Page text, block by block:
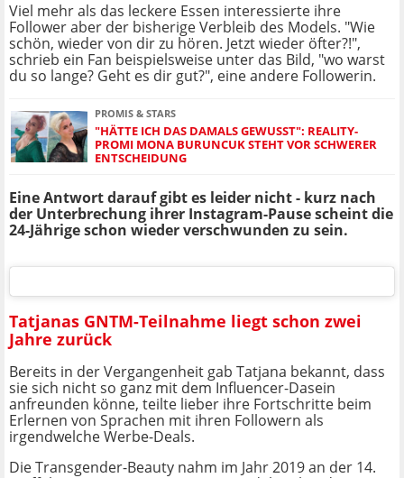
Viel mehr als das leckere Essen interessierte ihre
Follower aber der bisherige Verbleib des Models. "Wie
schön, wieder von dir zu hören. Jetzt wieder öfter?!",
schrieb ein Fan beispielsweise unter das Bild, "wo warst
du so lange? Geht es dir gut?", eine andere Followerin.
PROMIS & STARS
"HÄTTE ICH DAS DAMALS GEWUSST": REALITY-
PROMI MONA BURUNCUK STEHT VOR SCHWERER
ENTSCHEIDUNG
Eine Antwort darauf gibt es leider nicht - kurz nach
der Unterbrechung ihrer Instagram-Pause scheint die
24-Jährige schon wieder verschwunden zu sein.
Tatjanas GNTM-Teilnahme liegt schon zwei
Jahre zurück
Bereits in der Vergangenheit gab Tatjana bekannt, dass
sie sich nicht so ganz mit dem Influencer-Dasein
anfreunden könne, teilte lieber ihre Fortschritte beim
Erlernen von Sprachen mit ihren Followern als
irgendwelche Werbe-Deals.
Die Transgender-Beauty nahm im Jahr 2019 an der 14.